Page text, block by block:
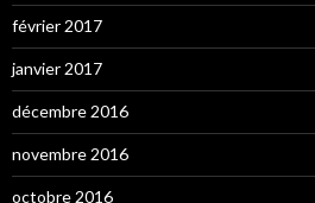
février 2017
janvier 2017
décembre 2016
novembre 2016
octobre 2016